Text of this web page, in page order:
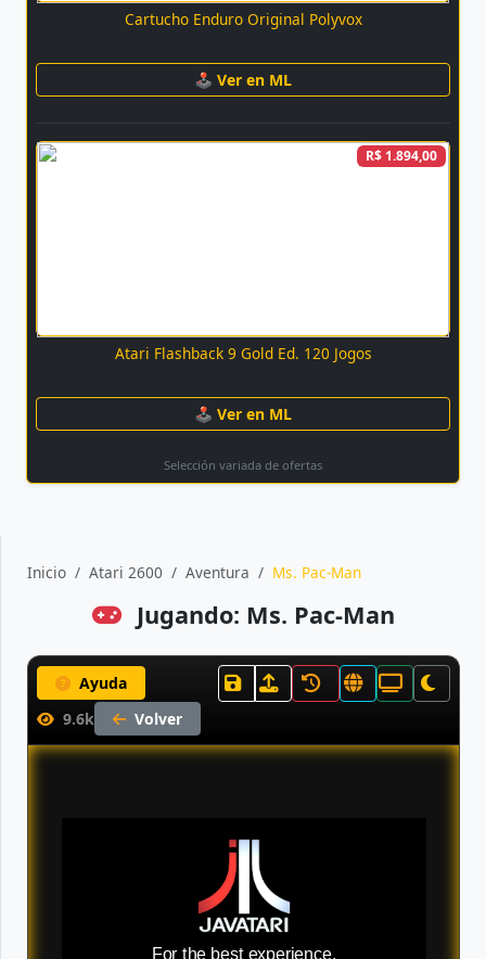
Cartucho Enduro Original Polyvox
🕹 Ver en ML
R$ 1.894,00
Atari Flashback 9 Gold Ed. 120 Jogos
🕹 Ver en ML
Selección variada de ofertas
Inicio Atari 2600 Aventura Ms. Pac-Man
Jugando: Ms. Pac-Man
Ayuda
9.6k
Volver
For the best experience,